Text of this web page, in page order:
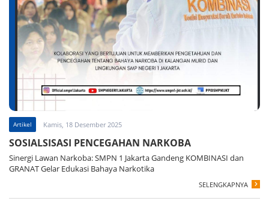
Artikel Kamis, 18 Desember 2025
SOSIALSISASI PENCEGAHAN NARKOBA
Sinergi Lawan Narkoba: SMPN 1 Jakarta Gandeng KOMBINASI dan
GRANAT Gelar Edukasi Bahaya Narkotika
SELENGKAPNYA